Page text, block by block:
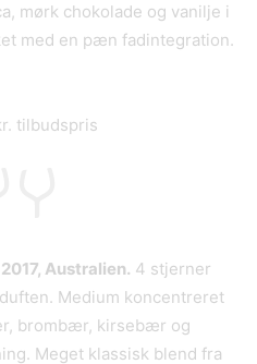
mørk chokolade og vanilje i
med en pæn fadintegration.
tilbudspris
Australien. 4 stjerner
Medium koncentreret
brombær, kirsebær og
Meget klassisk blend fra